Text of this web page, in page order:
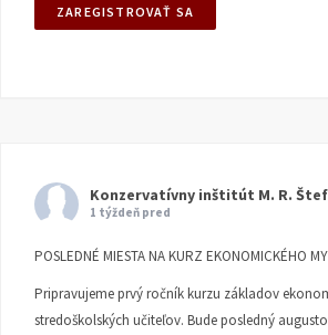
Konzervatívny inštitút M. R.
1 týždeň pred
POSLEDNÉ MIESTA NA KURZ EKONOMICKÉHO
Pripravujeme prvý ročník kurzu základov
stredoškolských učiteľov. Bude posledný